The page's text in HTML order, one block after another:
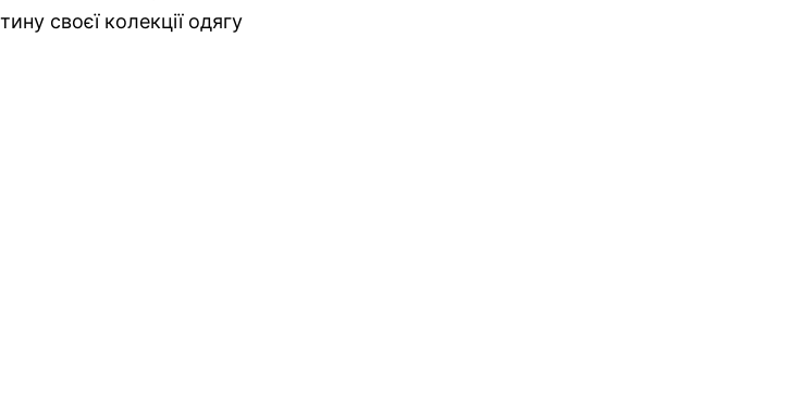
своєї колекції одягу